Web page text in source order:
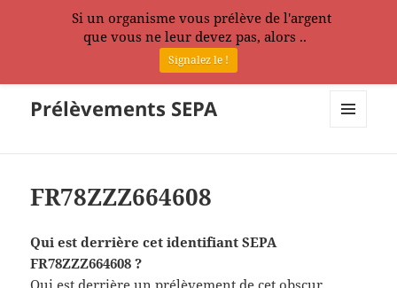
Prélèvements SEPA
FR78ZZZ664608
Qui est derrière cet identifiant SEPA
FR78ZZZ664608 ?
Si un organisme vous prélève de l'argent
que vous ne leur devez pas, alors ..
Signalez le !